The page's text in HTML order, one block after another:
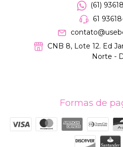
(61)
61
CNB 8, Lote 12. Ed
Norte -
Formas de